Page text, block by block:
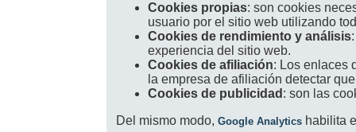
Cookies propias: son cookies
usuario por el sitio web utilizando
Cookies de rendimiento y análisis
experiencia del sitio web.
Cookies de afiliación: Los enlaces
la empresa de afiliación detectar
Cookies de publicidad : son las
Del mismo modo, Google Analytics habilita